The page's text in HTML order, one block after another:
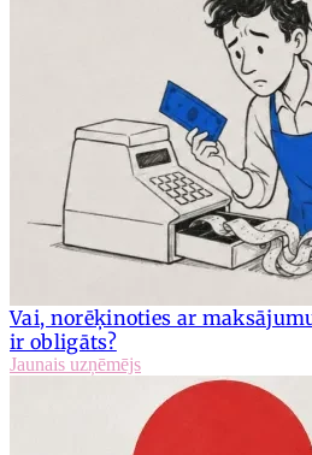
Vai, norēķinoties ar
ir obligāts?
Jaunais uzņēmējs